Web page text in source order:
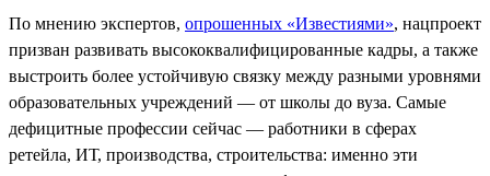
По мнению экспертов, опрошенных «Известиями», нацпроект
призван развивать высококвалифицированные кадры, а также
выстроить более устойчивую связку между разными уровнями
образовательных учреждений — от школы до вуза. Самые
дефицитные профессии сейчас — работники в сферах
ретейла, ИТ, производства, строительства: именно эти